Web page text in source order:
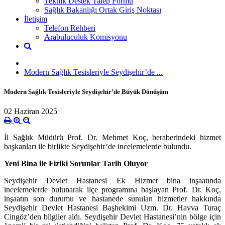
Sağlık Bakanlığı Ortak Giriş Noktası
İletişim
Telefon Rehberi
Arabuluculuk Komisyonu
Modern Sağlık Tesisleriyle Seydişehir’de ...
Modern Sağlık Tesisleriyle Seydişehir’de Büyük Dönüşüm
02 Haziran 2025
İl Sağlık Müdürü Prof. Dr. Mehmet Koç, beraberindeki hizmet
başkanları ile birlikte Seydişehir’de incelemelerde bulundu.
Yeni Bina ile Fiziki Sorunlar Tarih Oluyor
Seydişehir Devlet Hastanesi Ek Hizmet bina inşaatında
incelemelerde bulunarak ilçe programına başlayan Prof. Dr. Koç,
inşaatın son durumu ve hastanede sunulan hizmetler hakkında
Seydişehir Devlet Hastanesi Başhekimi Uzm. Dr. Havva Turaç
Cingöz’den bilgiler aldı. Seydişehir Devlet Hastanesi’nin bölge için